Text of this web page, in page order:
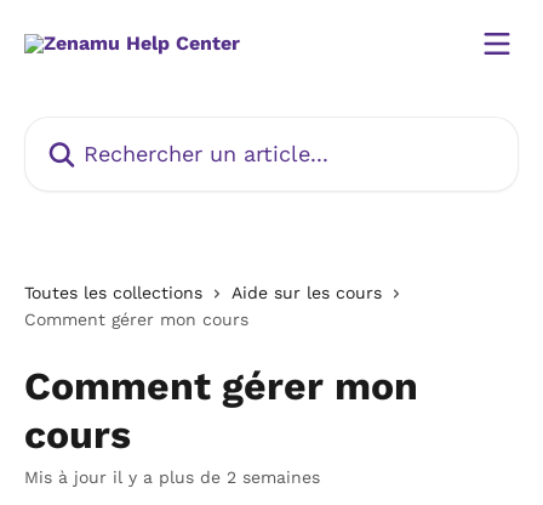
Toutes les collections
Aide sur les cours
Comment gérer mon cours
Comment gérer mon
cours
Mis à jour il y a plus de 2 semaines